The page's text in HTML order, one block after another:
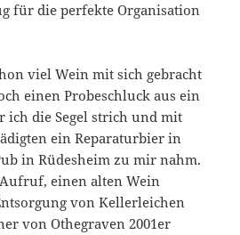
für die perfekte Organisation
viel Wein mit sich gebracht
einen Probeschluck aus ein
ich die Segel strich und mit
ein Reparaturbier in
in Rüdesheim zu mir nahm.
einen alten Wein
von Kellerleichen
von Othegraven 2001er